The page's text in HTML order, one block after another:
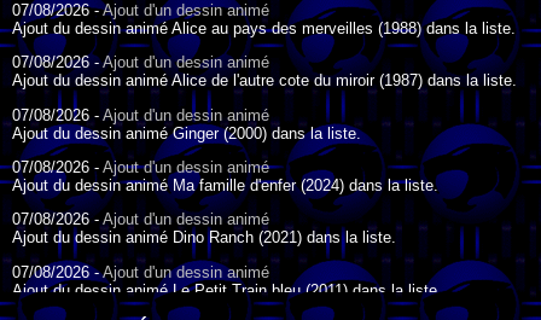
07/08/2026 -Ajout d'un dessin animé
Ajout du dessin animé Alice au pays des merveilles (1988) dans la liste.
07/08/2026 -Ajout d'un dessin animé
Ajout du dessin animé Alice de l'autre cote du miroir (1987) dans la liste.
07/08/2026 - Ajout d'un dessin animé
Ajout du dessin animé Ginger (2000) dans la liste.
07/08/2026 - Ajout d'un dessin animé
Ajout du dessin animé Ma famille d'enfer (2024) dans la liste.
07/08/2026 -Ajout d'un dessin animé
Ajout du dessin animé Dino Ranch (2021) dans la liste.
07/08/2026 -Ajout d'un dessin animé
Ajout du dessin animé Le Petit Train bleu (2011) dans la liste.